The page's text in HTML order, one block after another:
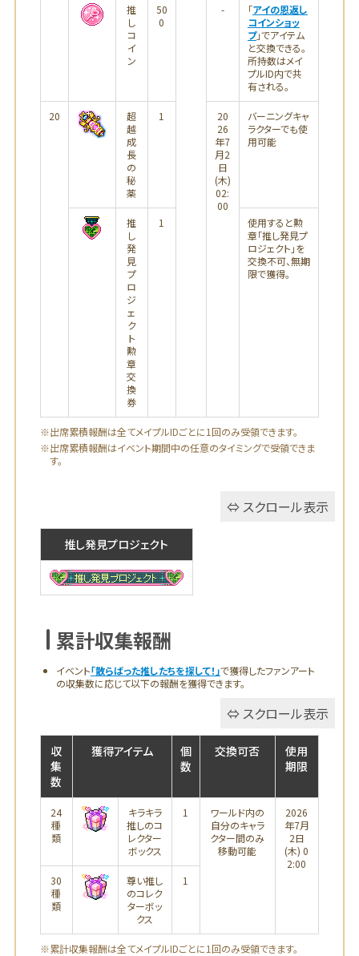
推
し
コ
イ
ン
50
0
- 「アイの恩返し
コインショッ
プ」でアイテム
と交換できる。
所持数はメイ
プルID内で共
有される。
20
超
越
成
長
の
秘
薬
1
20
26
年7
月2
日
(木)
02:
00
バーニングキャ
ラクターでも使
用可能
推
し
発
見
プ
ロ
ジ
ェ
ク
ト
勲
章
交
換
券
1
使用すると勲
章「推し発見プ
ロジェクト」を
交換不可、無期
限で獲得。
※出席累積報酬は全てメイプルIDごとに1回のみ受領できます。
※出席累積報酬はイベント期間中の任意のタイミングで受領できま
す。
推し発見プロジェクト
累計収集報酬
イベント「散らばった推したちを探して！」で獲得したファンアート
の収集数に応じて以下の報酬を獲得できます。
収
集
数
獲得アイテム
個
数
交換可否
使用
期限
24
種
類
キラキラ
推しのコ
レクター
ボックス
1
ワールド内の
自分のキャラ
クター間のみ
移動可能
2026
年7月
2日
(木) 0
2:00
30
種
類
尊い推し
のコレク
ターボッ
クス
1
※累計収集報酬は全てメイプルIDごとに1回のみ受領できます。